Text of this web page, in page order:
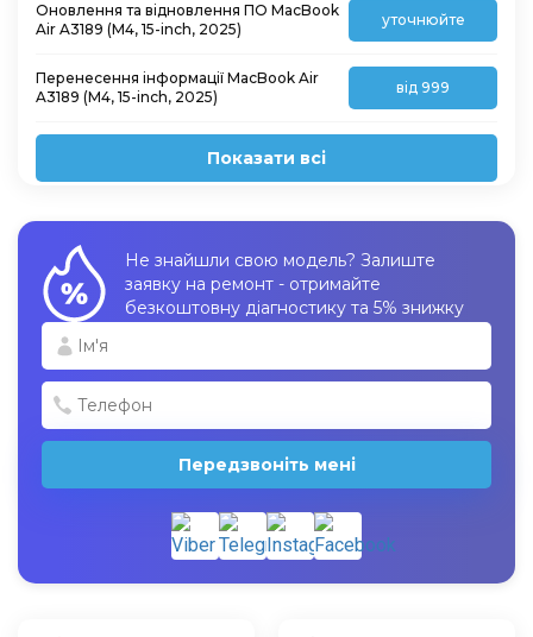
Оновлення та відновлення ПО MacBook
Air A3189 (M4, 15-inch, 2025)
уточнюйте
Перенесення інформації MacBook Air
A3189 (M4, 15-inch, 2025)
від 999
Показати всі
Не знайшли свою модель? Залиште
заявку на ремонт - отримайте
безкоштовну діагностику та 5% знижку
Передзвоніть мені